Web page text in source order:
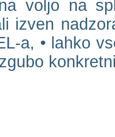
voljo na
izven
a, • lahko